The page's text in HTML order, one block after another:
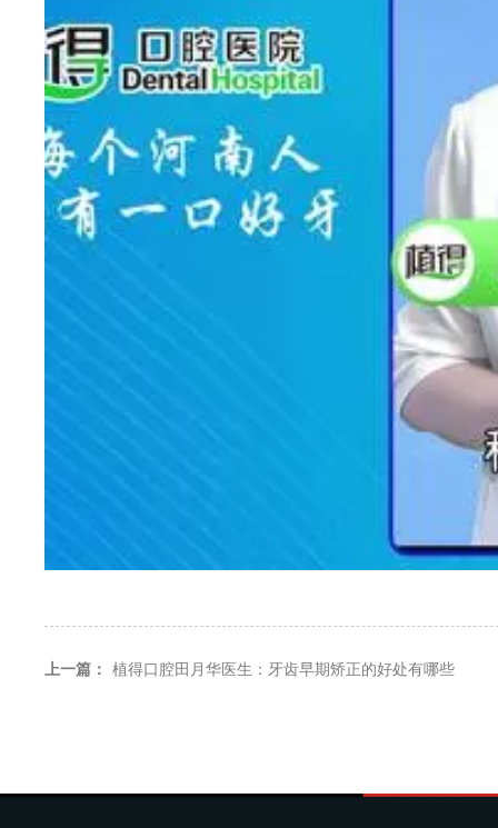
上一篇： 植得口腔田月华医生：牙齿早期矫正的好处有哪些